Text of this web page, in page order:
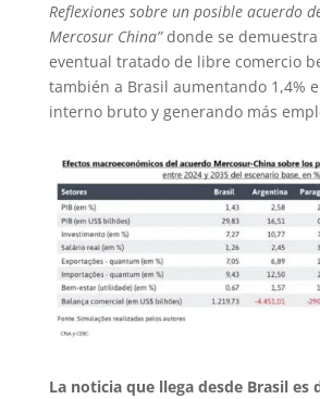
Reflexiones sobre un posible acuerdo
Mercosur China”donde se
eventual tratado de libre comercio
también a Brasil aumentando 1,4%
interno bruto y generando más
La noticia que llega desde Brasil es